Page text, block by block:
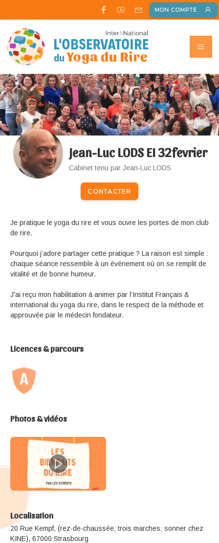
MON COMPTE
Jean-Luc LODS EI 32fevrier
Cabinet tenu par Jean-Luc LODS
CONTACTER
Je pratique le yoga du rire et vous ouvre les portes de mon club
de rire.
Pourquoi j’adore partager cette pratique ? La raison est simple :
chaque séance ressemble à un événement où on se remplit de
vitalité et de bonne humeur.
J'ai reçu mon habilitation à animer par l’Institut Français &
international du yoga du rire, dans le respect de la méthode et
approuvée par le médecin fondateur.
Licences & parcours
Photos & vidéos
Localisation
20 Rue Kempf, (rez-de-chaussée; trois marches; sonner chez
KINE), 67000 Strasbourg